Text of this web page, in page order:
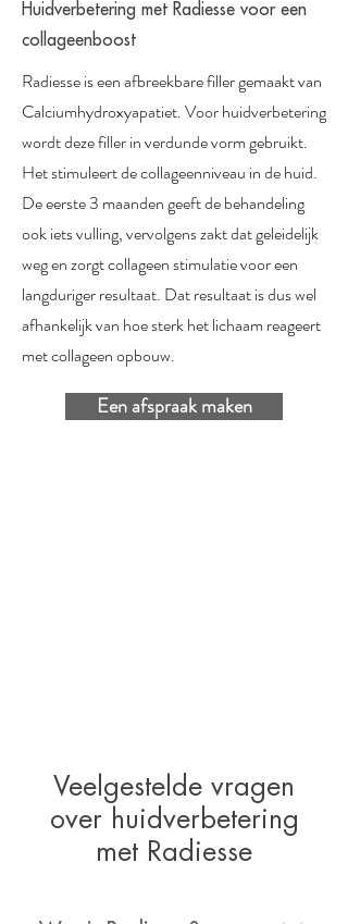
Huidverbetering met Radiesse voor een
collageenboost
Radiesse is een afbreekbare filler gemaakt van
Calciumhydroxyapatiet. Voor huidverbetering
wordt deze filler in verdunde vorm gebruikt.
Het stimuleert de collageenniveau in de huid.
De eerste 3 maanden geeft de behandeling
ook iets vulling, vervolgens zakt dat geleidelijk
weg en zorgt collageen stimulatie voor een
langduriger resultaat. Dat resultaat is dus wel
afhankelijk van hoe sterk het lichaam reageert
met collageen opbouw.
Een afspraak maken
Veelgestelde vragen
over huidverbetering
met Radiesse